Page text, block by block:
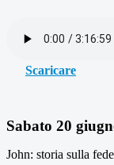
Scaricare
Sabato 20
John: storia sulla